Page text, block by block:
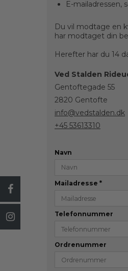
E-mailadressen,
Du vil modtage en
har modtaget din
Herefter har du 14
Ved Stalden
Gentoftegade 55
2820 Gentofte
info@vedstalden.dk
+45 53613310
Navn
Mailadresse *
Telefonnummer
Ordrenummer